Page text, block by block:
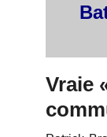
Vraie